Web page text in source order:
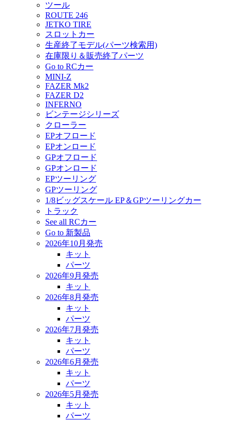
ツール
ROUTE 246
JETKO TIRE
スロットカー
生産終了モデル(パーツ検索用)
在庫限り＆販売終了パーツ
Go to RCカー
MINI-Z
FAZER Mk2
FAZER D2
INFERNO
ビンテージシリーズ
クローラー
EPオフロード
EPオンロード
GPオフロード
GPオンロード
EPツーリング
GPツーリング
1/8ビッグスケール EP＆GPツーリングカー
トラック
See all RCカー
Go to 新製品
2026年10月発売
キット
パーツ
2026年9月発売
キット
2026年8月発売
キット
パーツ
2026年7月発売
キット
パーツ
2026年6月発売
キット
パーツ
2026年5月発売
キット
パーツ